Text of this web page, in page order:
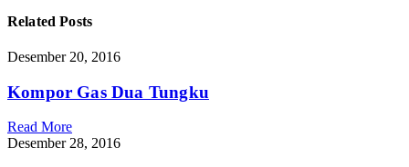
RelatedPosts
Desember 20, 2016
Kompor Gas Dua Tungku
Read More
Desember 28, 2016